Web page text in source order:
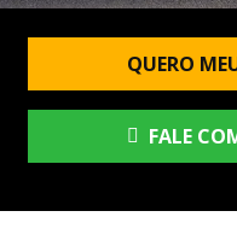
QUERO
FALE